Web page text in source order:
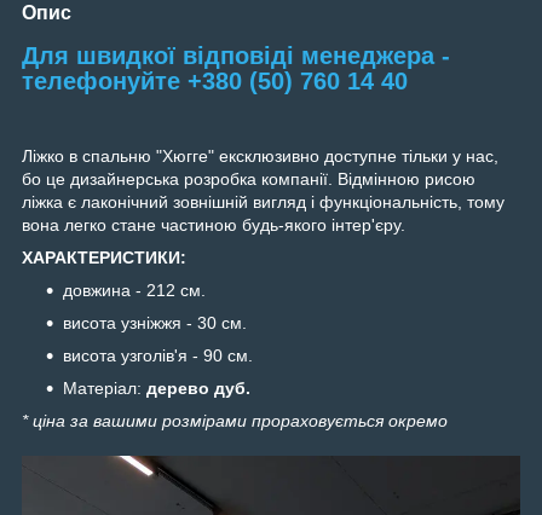
Опис
Для швидкої відповіді менеджера -
телефонуйте +380 (50) 760 14 40
Ліжко в спальню "Хюгге" ексклюзивно доступне тільки у нас,
бо це дизайнерська розробка компанії. Відмінною рисою
ліжка є лаконічний зовнішній вигляд і функціональність, тому
вона легко стане частиною будь-якого інтер'єру.
ХАРАКТЕРИСТИКИ:
довжина - 212 см.
висота узніжжя - 30 см.
висота узголів'я - 90 см.
Матеріал: дерево дуб.
* ціна за вашими розмірами прораховується окремо